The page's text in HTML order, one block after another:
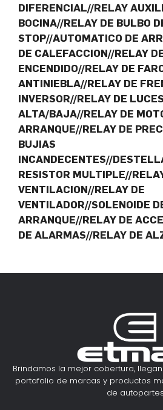
DIFERENCIAL//RELAY
BOCINA//RELAY DE BULBO
STOP//AUTOMATICO DE
DE CALEFACCION//RELAY
ENCENDIDO//RELAY DE
ANTINIEBLA//RELAY DE
INVERSOR//RELAY DE LUCES
ALTA/BAJA//RELAY DE
ARRANQUE//RELAY DE
BUJIAS
INCANDECENTES//
RESISTOR MULTIPLE//
VENTILACION//RELAY DE
VENTILADOR//SOLENOIDE
ARRANQUE//RELAY DE
DE ALARMAS//RELAY DE
Brindamos la mejor cobertura,
portafolio de marcas y productos
de